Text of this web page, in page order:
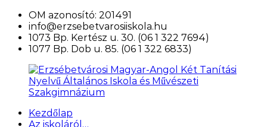
Ugrás
tartalomra
OM azonosító: 201491
info@erzsebetvarosiiskola.hu
1073 Bp. Kertész u. 30. (06 1 322 7694)
1077 Bp. Dob u. 85. (06 1 322 6833)
Erzsébetvárosi
Kezdőlap
Az iskoláról…